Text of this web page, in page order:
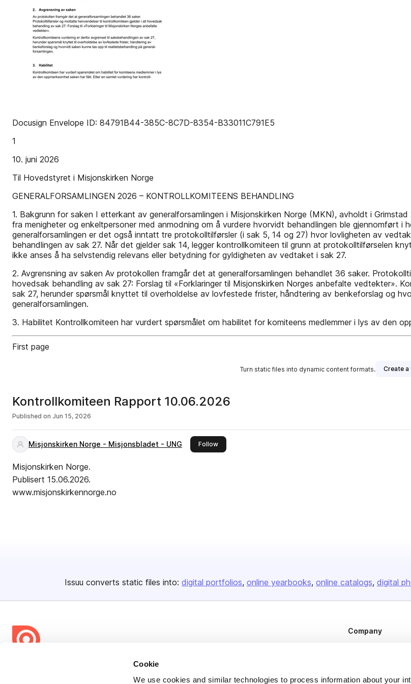
Cookie
We use cookies and similar technologies to process information about your
Docusign Envelope ID: 84791B44-385C-8C7D-8354-B33011C791E5
1
10. juni 2026
Til Hovedstyret i Misjonskirken Norge
GENERALFORSAMLINGEN 2026 – KONTROLLKOMITEENS BEHANDLING
1. Bakgrunn for saken I etterkant av generalforsamlingen i Misjonskirken Norge (MKN), avholdt i
fra menigheter og enkeltpersoner med anmodning om å vurdere hvorvidt behandlingen ble gjennomført
generalforsamlingen er det også inntatt tre protokolltilførsler (i sak 5, 14 og 27) hvor lovligheten av
behandlingen av sak 27. Når det gjelder sak 14, legger kontrollkomiteen til grunn at protokolltilførselen
ikke anses å ha selvstendig relevans eller betydning for gyldigheten av vedtaket i sak 27.
2. Avgrensning av saken Av protokollen framgår det at generalforsamlingen behandlet 36 saker.
hovedsak behandling av sak 27: Forslag til «Forklaringer til Misjonskirken Norges anbefalte vedtekter».
sak 27, herunder spørsmål knyttet til overholdelse av lovfestede frister, håndtering av benkeforslag og
generalforsamlingen.
3. Habilitet Kontrollkomiteen har vurdert spørsmålet om habilitet for komiteens medlemmer i lys av den
First page
Turn static files into dynamic content formats. Create
Kontrollkomiteen Rapport 10.06.2026
Published on Jun 15, 2026
Misjonskirken Norge - Misjonsbladet - UNG Followthis publisher
Misjonskirken Norge.
Publisert 15.06.2026.
www.misjonskirkennorge.no
Issuu converts static files into: digital portfolios online yearbooks online catalogs digital
Company
Plans & Pricing